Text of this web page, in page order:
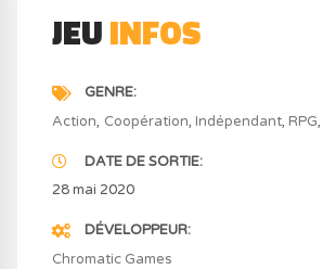
JEUINFOS
GENRE
Action Coopération Indépendant RPG
DATE DE SORTIE
28 mai 2020
DÉVELOPPEUR
Chromatic Games